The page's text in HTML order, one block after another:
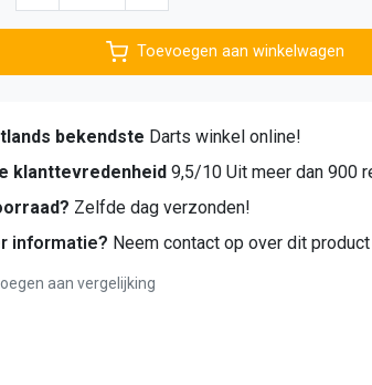
Toevoegen aan winkelwagen
bekendste Darts winkel online!
klanttevredenheid 9,5/10 Uit meer dan 900
Zelfde dag verzonden!
informatie? Neem contact op over dit product
aan vergelijking